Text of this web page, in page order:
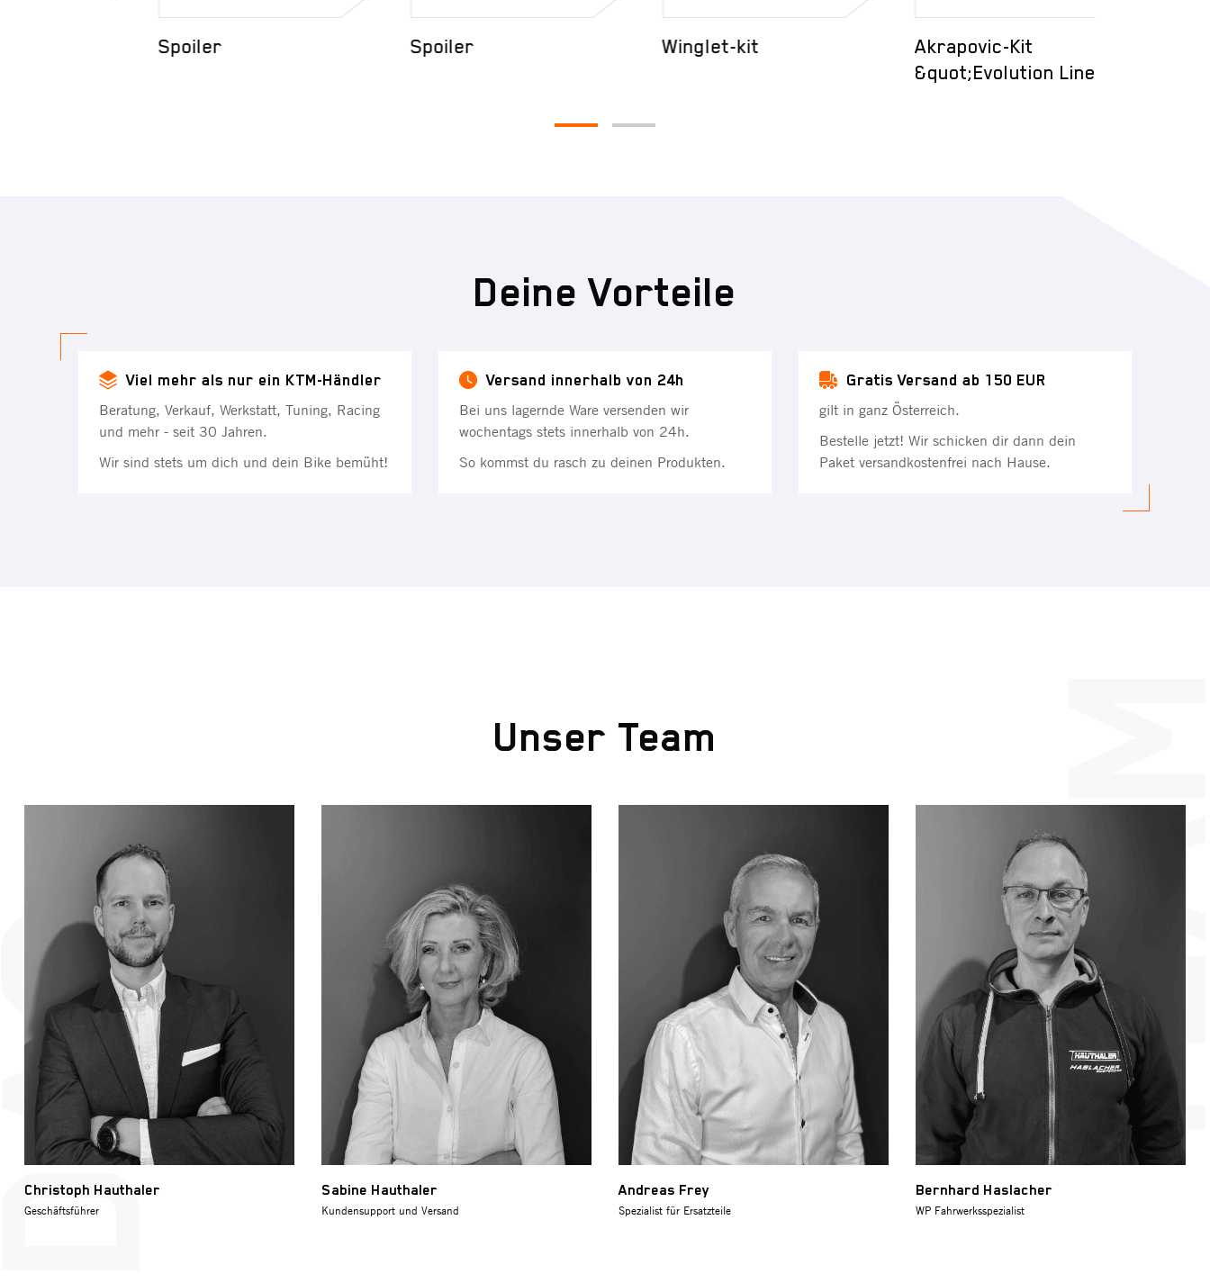
Spoiler Spoiler Winglet-kit
Akrapovic-Kit
&quot;Evolution Line"
Deine Vorteile
Viel mehr als nur ein KTM-Händler
Beratung, Verkauf, Werkstatt, Tuning, Racing
und mehr - seit 30 Jahren.
Wir sind stets um dich und dein Bike bemüht!
Versand innerhalb von 24h
Bei uns lagernde Ware versenden wir
wochentags stets innerhalb von 24h.
So kommst du rasch zu deinen Produkten.
Gratis Versand ab 150 EUR
gilt in ganz Österreich.
Bestelle jetzt! Wir schicken dir dann dein
Paket versandkostenfrei nach Hause.
Unser Team
Christoph Hauthaler
Geschäftsführer
Sabine Hauthaler
Kundensupport und Versand
Andreas Frey
Spezialist für Ersatzteile
Bernhard Haslacher
WP Fahrwerksspezialist